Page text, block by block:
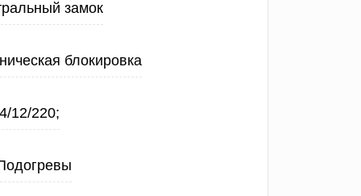
замок
блокировка
12/220;